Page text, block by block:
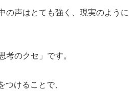
の声はとても強く、現実のように
考のクセ」です。
つけることで、